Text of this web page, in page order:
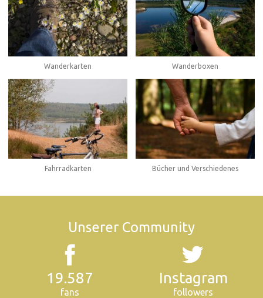
Wanderkarten Wanderboxen
Fahrradkarten Bücher und Verschiedenes
Unserer Community
19.587
fans
Instagram
followers